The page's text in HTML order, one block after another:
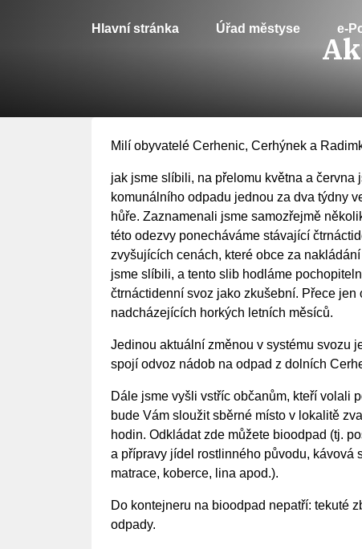
Hlavní stránka Úřad městyse e-
Milí obyvatelé Cerhenic, Cerhýnek a
jak jsme slíbili, na přelomu května a
komunálního odpadu jednou za dva týdny
hůře. Zaznamenali jsme samozřejmě
této odezvy ponecháváme stávající
zvyšujících cenách, které obce za
jsme slíbili, a tento slib hodláme
čtrnáctidenní svoz jako zkušební. Přece
nadcházejících horkých letních měsíců.
Jedinou aktuální změnou v systému svozu
spojí odvoz nádob na odpad z dolních
Dále jsme vyšli vstříc občanům, kteří volali
bude Vám sloužit sběrné místo v lokalitě
hodin. Odkládat zde můžete bioodpad (tj.
a přípravy jídel rostlinného původu, kávová
matrace, koberce, lina apod.).
Do kontejneru na bioodpad nepatří: tekuté
odpady.